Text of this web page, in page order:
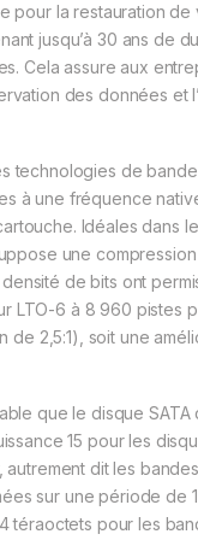
pour la restauration
jusqu’à 30 ans de
Cela assure aux
des données et
technologies de
à une fréquence
Idéales dans
une
de bits ont
LTO-6 à 8 960 pistes
2,5:1), soit une
que le disque SATA
15 pour les
dit les
sur une période de
téraoctets pour les